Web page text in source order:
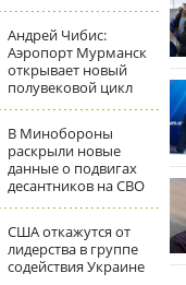
Андрей Чибис:
Аэропорт Мурманск
открывает новый
полувековой цикл
В Минобороны
раскрыли новые
данные о подвигах
десантников на СВО
США откажутся от
лидерства в группе
содействия Украине